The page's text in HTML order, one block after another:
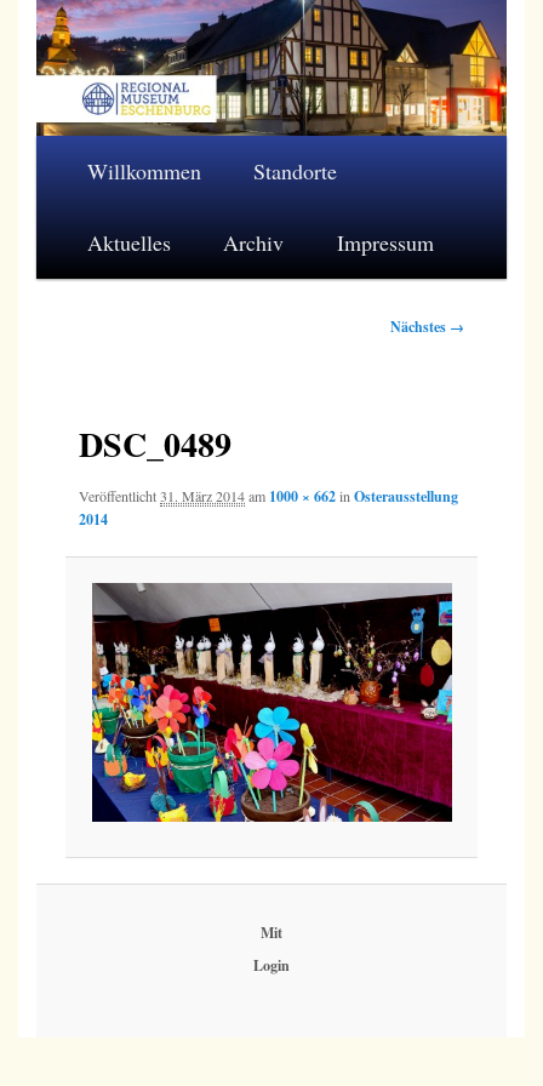
Zum
primären
Inhalt
Regionalmuseum Eschenburg e.V.
Willkommen Standorte
Aktuelles Archiv Impressum
Nächstes →
DSC_0489
Veröffentlicht31. März 2014am 1000 × 662in Osterausstellung
2014
Mit
Login